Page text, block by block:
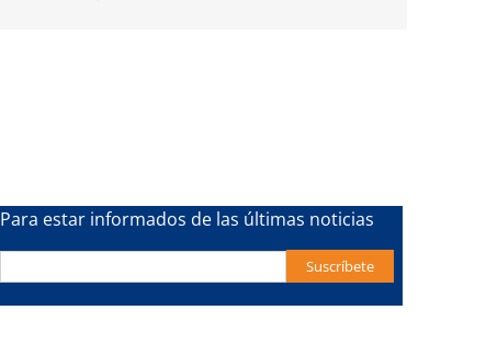
Para estar informados de las últimas noticias